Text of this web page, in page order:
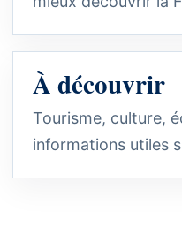
À découvrir
Tourisme, culture,
informations utiles